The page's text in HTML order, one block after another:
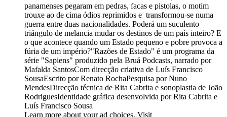
panamenses pegaram em pedras, facas e pistolas, o motim
trouxe ao de cima ódios reprimidos e transformou-se numa
guerra entre duas nacionalidades. Poderá um suculento
triângulo de melancia mudar os destinos de um país inteiro? E
o que acontece quando um Estado pequeno e pobre provoca a
fúria de um império?"Razões de Estado" é um programa da
série "Sapiens" produzido pela Bruá Podcasts, narrado por
Mafalda SantosCom direcção criativa de Luís Francisco
SousaEscrito por Renato RochaPesquisa por Nuno
MendesDirecção técnica de Rita Cabrita e sonoplastia de João
RodriguesIdentidade gráfica desenvolvida por Rita Cabrita e
Luís Francisco Sousa
Learn more about your ad choices. Visit